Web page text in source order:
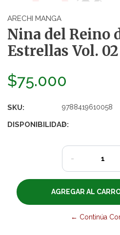
ARECHI MANGA
Nina del Reino
Estrellas Vol.
$75.000
SKU: 9788419610058
DISPONIBILIDAD:
2
-
← Continúa